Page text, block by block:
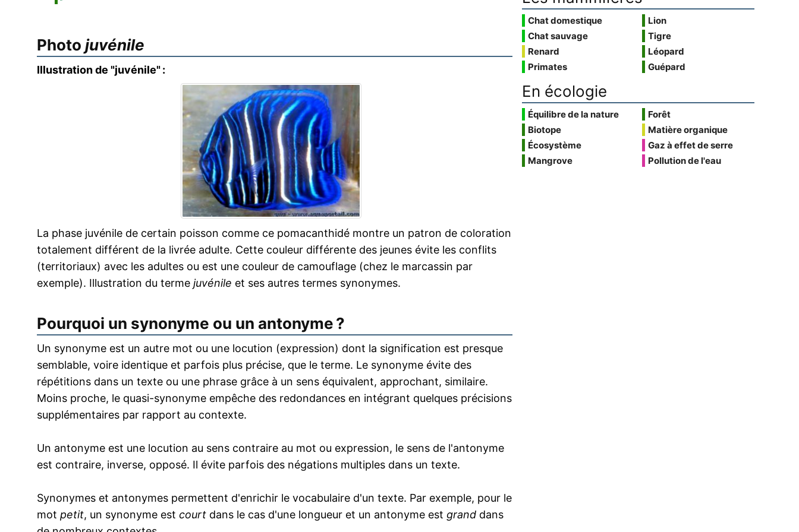
Photo juvénile
Illustration de "juvénile" :
La phase juvénile de certain poisson comme ce pomacanthidé montre un patron de coloration
totalement différent de la livrée adulte. Cette couleur différente des jeunes évite les conflits
(territoriaux) avec les adultes ou est une couleur de camouflage (chez le marcassin par
exemple). Illustration du terme juvénile et ses autres termes synonymes.
Pourquoi un synonyme ou un antonyme ?
Un synonyme est un autre mot ou une locution (expression) dont la signification est presque
semblable, voire identique et parfois plus précise, que le terme. Le synonyme évite des
répétitions dans un texte ou une phrase grâce à un sens équivalent, approchant, similaire.
Moins proche, le quasi-synonyme empêche des redondances en intégrant quelques précisions
supplémentaires par rapport au contexte.
Un antonyme est une locution au sens contraire au mot ou expression, le sens de l'antonyme
est contraire, inverse, opposé. Il évite parfois des négations multiples dans un texte.
Synonymes et antonymes permettent d'enrichir le vocabulaire d'un texte. Par exemple, pour le
mot petit, un synonyme est court dans le cas d'une longueur et un antonyme est grand dans
Chat domestique
Chat sauvage
Renard
Primates
Lion
Tigre
Léopard
Guépard
En écologie
Équilibre de la nature
Biotope
Écosystème
Mangrove
Forêt
Matière organique
Gaz à effet de serre
Pollution de l'eau